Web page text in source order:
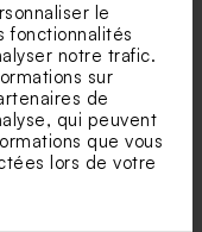
le
fonctionnalités
notre trafic.
sur
de
qui peuvent
que vous
lors de votre
Après avoir reçu
ceux qui gâteront
et autres
gravé dans les
gamme cadeau de
aussi de les
objet, vous le